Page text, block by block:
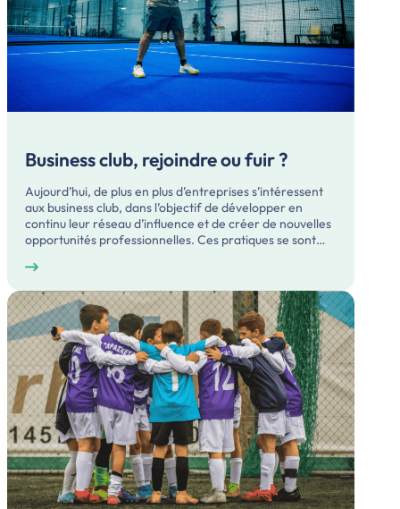
Business club, rejoindre ou fuir ?
Aujourd’hui, de plus en plus d’entreprises s’intéressent
aux business club, dans l’objectif de développer en
continu leur réseau d’influence et de créer de nouvelles
opportunités professionnelles. Ces pratiques se sont…